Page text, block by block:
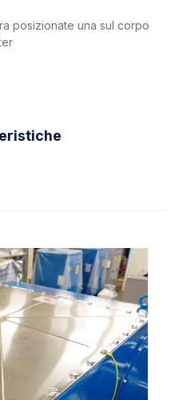
posizionate una sul corpo